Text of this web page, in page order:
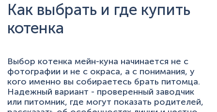
Как выбрать и где купить
котенка
Выбор котенка мейн-куна начинается не с
фотографии и не с окраса, а с понимания, у
кого именно вы собираетесь брать питомца.
Надежный вариант - проверенный заводчик
или питомник, где могут показать родителей,